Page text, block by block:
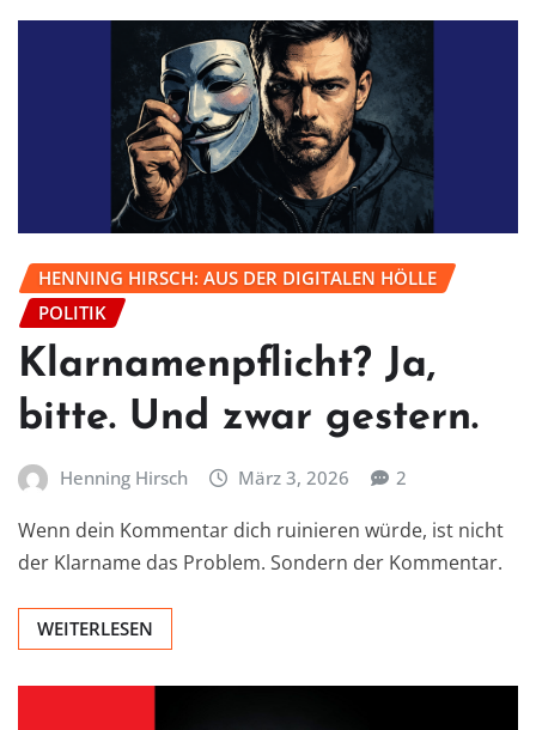
HENNING HIRSCH: AUS DER DIGITALEN HÖLLE
POLITIK
Klarnamenpflicht? Ja,
bitte. Und zwar gestern.
Henning Hirsch März 3, 2026 2
Wenn dein Kommentar dich ruinieren würde, ist nicht
der Klarname das Problem. Sondern der Kommentar.
WEITERLESEN